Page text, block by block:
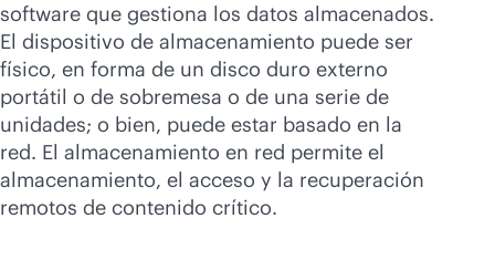
software que gestiona los datos almacenados.
El dispositivo de almacenamiento puede ser
físico, en forma de un disco duro externo
portátil o de sobremesa o de una serie de
unidades; o bien, puede estar basado en la
red. El almacenamiento en red permite el
almacenamiento, el acceso y la recuperación
remotos de contenido crítico.